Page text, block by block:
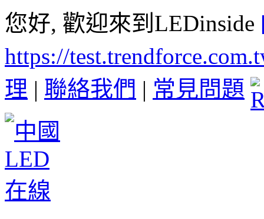
您好, 歡迎來到LEDinside
https://
理 | 聯絡我們 | 常見問題